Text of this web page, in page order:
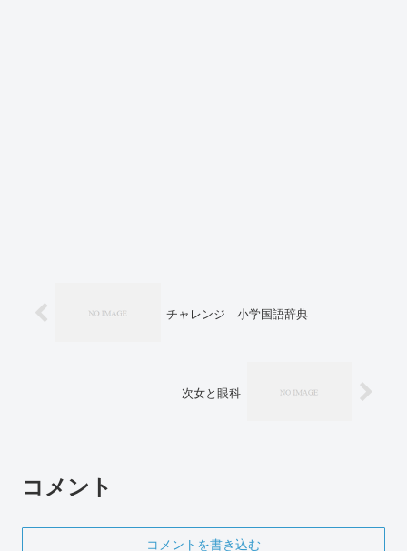
チャレンジ 小学国語辞典
次女と眼科
コメント
コメントを書き込む